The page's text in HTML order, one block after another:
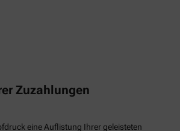
Zuzahlungen
eine Auflistung Ihrer geleisteten